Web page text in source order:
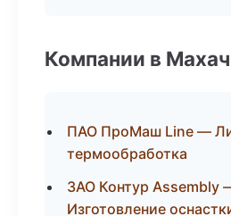
Компании в
ПАО ПроМаш Line —
термообработка
ЗАО Контур Assembly
Изготовление